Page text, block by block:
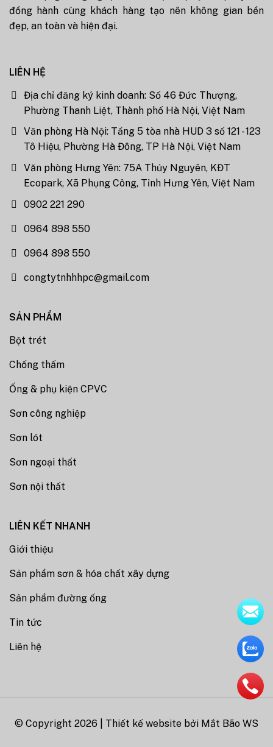
đồng hành cùng khách hàng tạo nên không gian bền
đẹp, an toàn và hiện đại.
LIÊN HỆ
Địa chỉ đăng ký kinh doanh: Số 46 Đức Thượng,
Phường Thanh Liệt, Thành phố Hà Nội, Việt Nam
Văn phòng Hà Nội: Tầng 5 tòa nhà HUD 3 số 121 - 123
Tô Hiệu, Phường Hà Đông, TP Hà Nội, Việt Nam
Văn phòng Hưng Yên: 75A Thủy Nguyên, KĐT
Ecopark, Xã Phụng Công, Tỉnh Hưng Yên, Việt Nam
0902 221 290
0964 898 550
0964 898 550
congtytnhhhpc@gmail.com
SẢN PHẨM
Bột trét
Chống thấm
Ống & phụ kiện CPVC
Sơn công nghiệp
Sơn lót
Sơn ngoại thất
Sơn nội thất
LIÊN KẾT NHANH
Giới thiệu
Sản phẩm sơn & hóa chất xây dựng
Sản phẩm đường ống
Tin tức
Liên hệ
© Copyright 2026 | Thiết kế website bởi Mắt Bão WS